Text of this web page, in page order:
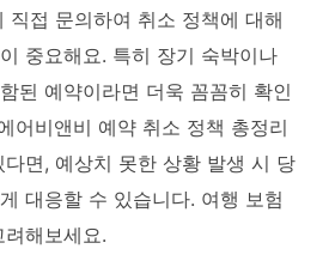
직접 문의하여 취소 정책에 대해
중요해요. 특히 장기 숙박이나
된 예약이라면 더욱 꼼꼼히 확인
어비앤비 예약 취소 정책 총정리
면, 예상치 못한 상황 발생 시 당
대응할 수 있습니다. 여행 보험
해보세요.